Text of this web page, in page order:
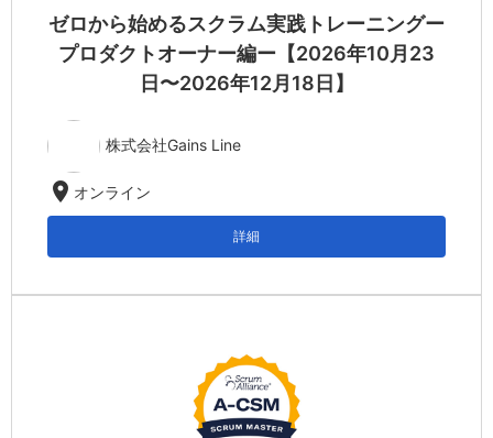
ゼロから始めるスクラム実践トレーニングー
プロダクトオーナー編ー【2026年10月23
日〜2026年12月18日】
株式会社Gains Line
location_on オンライン
詳細